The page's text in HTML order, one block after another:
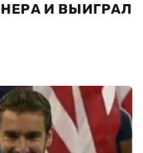
И ВЫИГРАЛ